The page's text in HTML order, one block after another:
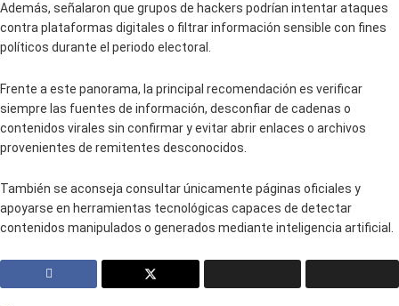
Además, señalaron que grupos de hackers podrían intentar ataques
contra plataformas digitales o filtrar información sensible con fines
políticos durante el periodo electoral.
Frente a este panorama, la principal recomendación es verificar
siempre las fuentes de información, desconfiar de cadenas o
contenidos virales sin confirmar y evitar abrir enlaces o archivos
provenientes de remitentes desconocidos.
También se aconseja consultar únicamente páginas oficiales y
apoyarse en herramientas tecnológicas capaces de detectar
contenidos manipulados o generados mediante inteligencia artificial.